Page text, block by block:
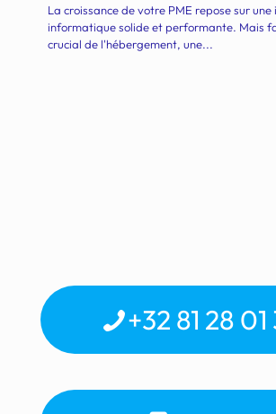
La croissance de votre PME repose sur
informatique solide et performante. Mais
crucial de l'hébergement, une...
+32 81 28 01